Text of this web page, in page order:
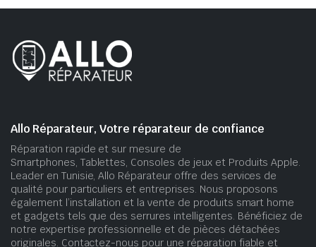
Allo Réparateur, Votre réparateur de confiance
Réparation rapide et sur mesure de
Smartphones, Tablettes, Consoles de jeux et Produits Apple.
Leader en Tunisie, Allo Réparateur offre des services de
qualité pour particuliers et entreprises. Nous proposons
également l’installation et la vente de produits smart home
et gadgets tels que des serrures intelligentes. Bénéficiez de
notre expertise professionnelle et de pièces détachées
originales. Contactez-nous pour une réparation fiable et